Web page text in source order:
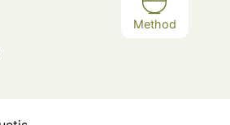
Method